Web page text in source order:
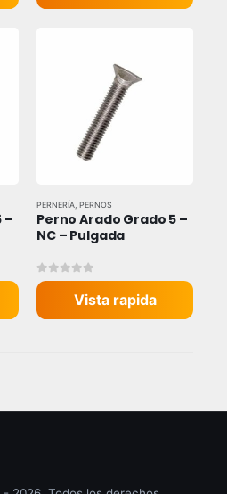
–
PERNERÍA PERNOS
Perno Arado Grado 5 –
NC – Pulgada
0out of 5
Vista rapida